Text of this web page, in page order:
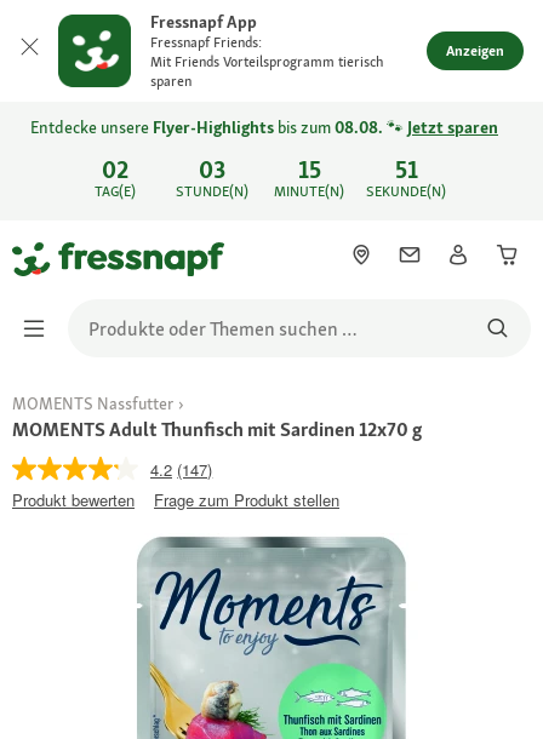
Fressnapf App
Fressnapf Friends:
Mit Friends Vorteilsprogramm tierisch
sparen
Anzeigen
02
TAG(E)
03
STUNDE(N)
15
MINUTE(N)
51
SEKUNDE(N)
Entdecke unsere Flyer-Highlights bis zum08.08. 🐾 Jetzt sparen
MOMENTS Nassfutter
MOMENTS Adult Thunfisch mit Sardinen 12x70 g
4.2 (147)
Produkt bewerten
Frage zum Produkt stellen